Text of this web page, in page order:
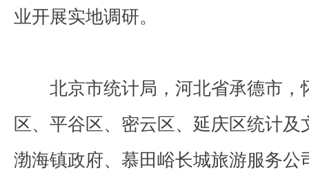
业开展实地调研。
北京市统计局，河北省承德市
区、平谷区、密云区、延庆区统计
渤海镇政府、慕田峪长城旅游服务